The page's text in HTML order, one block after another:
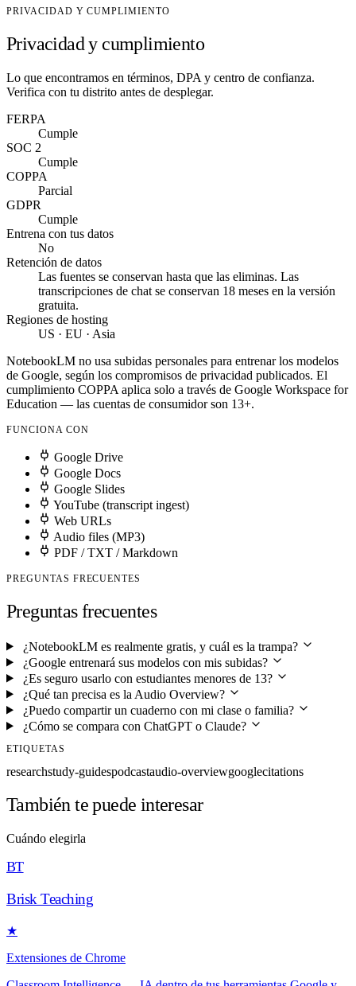
PRIVACIDAD Y CUMPLIMIENTO
Privacidad y cumplimiento
Lo que encontramos en términos, DPA y centro de confianza.
Verifica con tu distrito antes de desplegar.
FERPA
Cumple
SOC 2
Cumple
COPPA
Parcial
GDPR
Cumple
Entrena con tus datos
No
Retención de datos
Las fuentes se conservan hasta que las eliminas. Las
transcripciones de chat se conservan 18 meses en la versión
gratuita.
Regiones de hosting
US · EU · Asia
NotebookLM no usa subidas personales para entrenar los modelos
de Google, según los compromisos de privacidad publicados. El
cumplimiento COPPA aplica solo a través de Google Workspace for
Education — las cuentas de consumidor son 13+.
FUNCIONA CON
Google Drive
Google Docs
Google Slides
YouTube (transcript ingest)
Web URLs
Audio files (MP3)
PDF / TXT / Markdown
PREGUNTAS FRECUENTES
Preguntas frecuentes
¿NotebookLM es realmente gratis, y cuál es la trampa?
¿Google entrenará sus modelos con mis subidas?
¿Es seguro usarlo con estudiantes menores de 13?
¿Qué tan precisa es la Audio Overview?
¿Puedo compartir un cuaderno con mi clase o familia?
¿Cómo se compara con ChatGPT o Claude?
ETIQUETAS
researchstudy-guidespodcastaudio-overviewgooglecitations
También te puede interesar
Cuándo elegirla
BT
Brisk Teaching
★
Extensiones de Chrome